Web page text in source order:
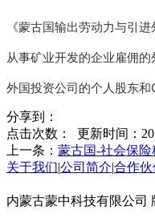
《蒙古国输出劳动力与引
从事矿业开发的企业雇佣
外国投资公司的个人股东
分享到：
点击次数：
更新时间：
上一条： 蒙古国-社会保险
关于我们 公司简介 合作伙
内蒙古蒙中科技有限公司